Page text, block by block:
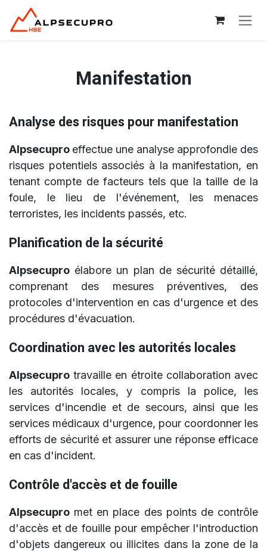
Se rendre au contenu
Manifestation
Analyse des risques pour manifestation
Alpsecupro effectue une analyse approfondie des
risques potentiels associés à la manifestation, en
tenant compte de facteurs tels que la taille de la
foule, le lieu de l'événement, les menaces
terroristes, les incidents passés, etc.
Planification de la sécurité
Alpsecupro élabore un plan de sécurité détaillé,
comprenant des mesures préventives, des
protocoles d'intervention en cas d'urgence et des
procédures d'évacuation.
Coordination avec les autorités locales
Alpsecupro travaille en étroite collaboration avec
les autorités locales, y compris la police, les
services d'incendie et de secours, ainsi que les
services médicaux d'urgence, pour coordonner les
efforts de sécurité et assurer une réponse efficace
en cas d'incident.
Contrôle d'accès et de fouille
Alpsecupro met en place des points de contrôle
d'accès et de fouille pour empêcher l'introduction
d'objets dangereux ou illicites dans la zone de la